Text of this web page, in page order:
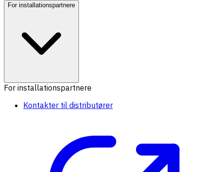
For installationspartnere
For installationspartnere
Kontakter til distributører